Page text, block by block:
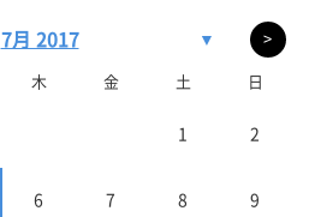
7月 2017 ▼ >
木 金 土 日
1 2
6 7 8 9